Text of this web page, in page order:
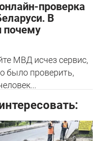
проверка
В
почему
МВД исчез сервис,
было проверить,